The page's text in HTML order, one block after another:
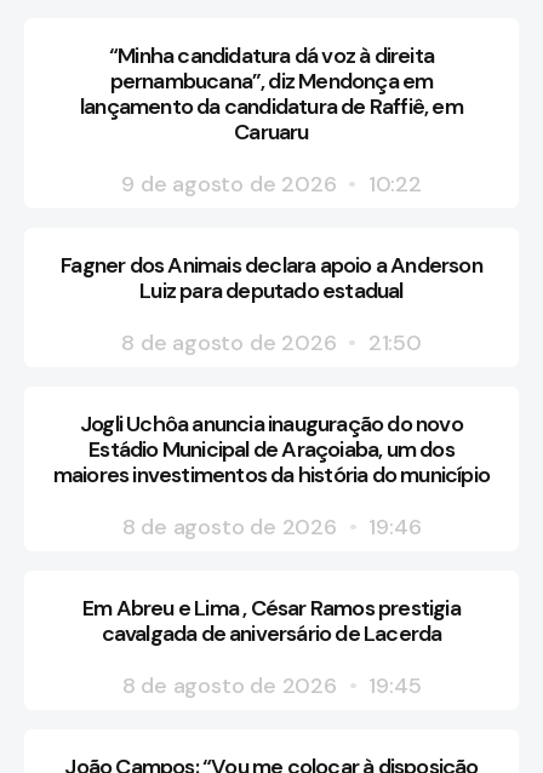
“Minha candidatura dá voz à direita
pernambucana”, diz Mendonça em
lançamento da candidatura de Raffiê, em
Caruaru
9 de agosto de 2026
10:22
Fagner dos Animais declara apoio a Anderson
Luiz para deputado estadual
8 de agosto de 2026
21:50
Jogli Uchôa anuncia inauguração do novo
Estádio Municipal de Araçoiaba, um dos
maiores investimentos da história do município
8 de agosto de 2026
19:46
Em Abreu e Lima , César Ramos prestigia
cavalgada de aniversário de Lacerda
8 de agosto de 2026
19:45